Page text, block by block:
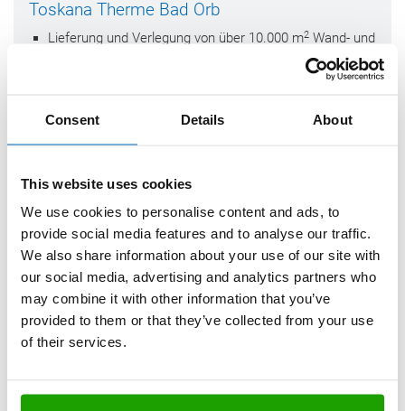
Consent Details About
This website uses cookies
We use cookies to personalise content and ads, to
provide social media features and to analyse our traffic.
We also share information about your use of our site with
our social media, advertising and analytics partners who
may combine it with other information that you’ve
provided to them or that they’ve collected from your use
of their services.
Toskana Therme Bad Orb
Lieferung und Verlegung von über 10.000 m2 Wand- und
Verfliesung sechs unterschiedlicher Schwimm- und